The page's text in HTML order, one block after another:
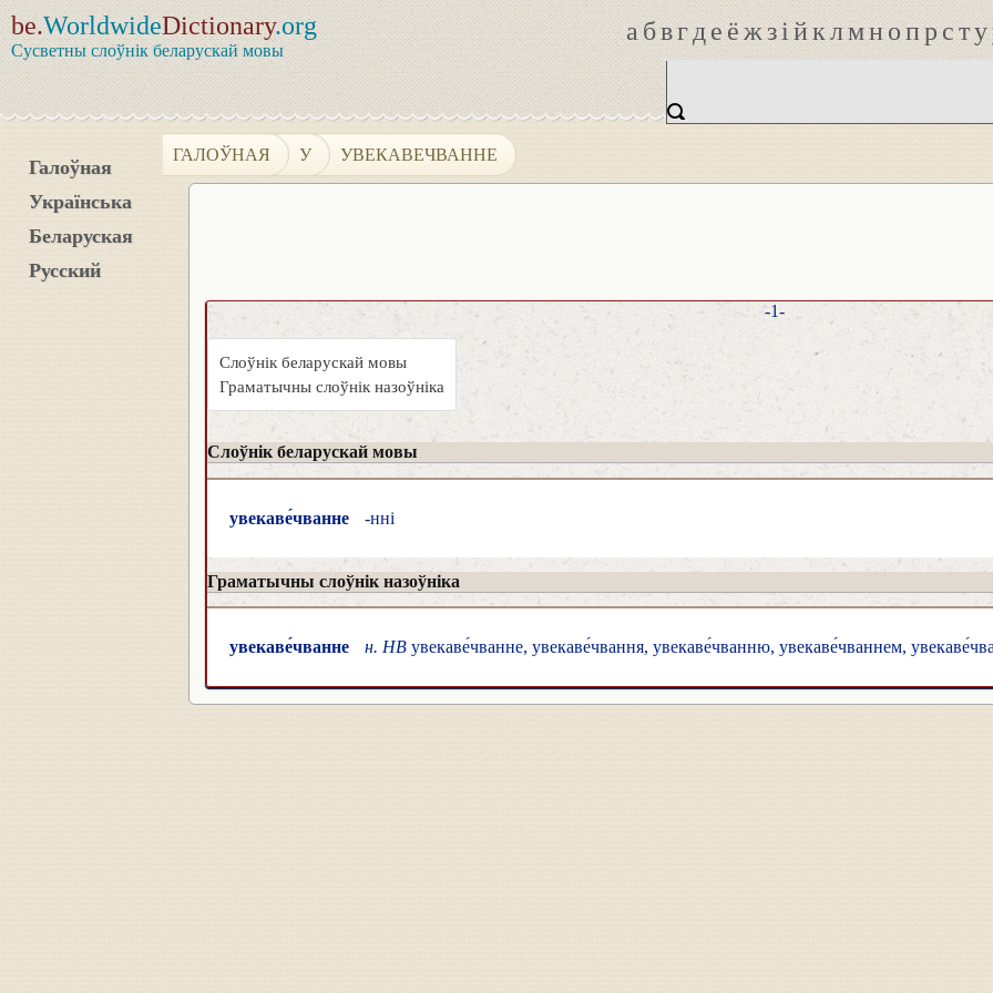
be.WorldwideDictionary.org
Сусветны слоўнік беларускай мовы
абвгдеёжзійклмнопрсту
Галоўная
Українська
Беларуская
Русский
ГАЛОЎНАЯ У УВЕКАВЕЧВАННЕ
-1-
Слоўнік беларускай мовы
Граматычны слоўнік назоўніка
Слоўнік беларускай мовы
увекаве́чванне -нні
Граматычны слоўнік назоўніка
увекаве́чванне н. НВ увекаве́чванне, увекаве́чвання, увекаве́чванню, увекаве́чваннем,